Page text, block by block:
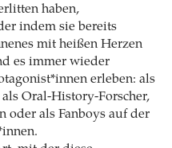
haben,
indem sie bereits
mit heißen Herzen
es immer wieder
erleben: als
Oral-History-Forscher,
oder als Fanboys auf der